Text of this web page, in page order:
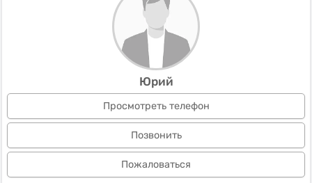
Юрий
Просмотреть телефон
Позвонить
Пожаловаться